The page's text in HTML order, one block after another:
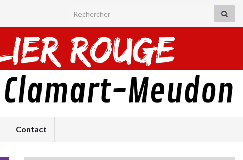
Search for:
Contact